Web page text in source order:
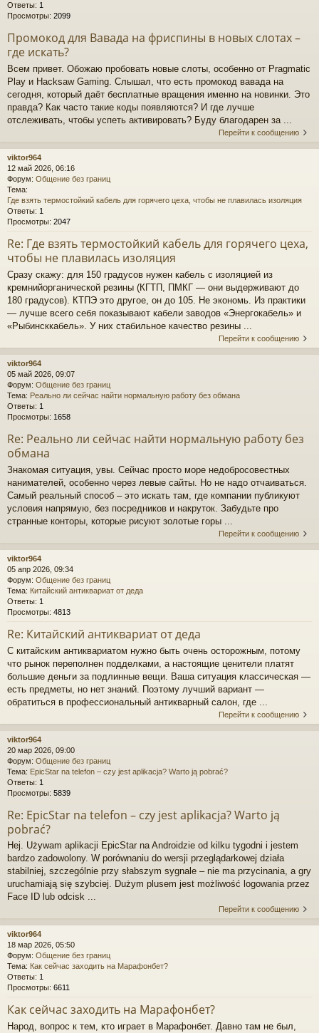
Ответы: 1
Просмотры: 2099
Промокод для Вавада на фриспины в новых слотах –
где искать?
Всем привет. Обожаю пробовать новые слоты, особенно от Pragmatic
Play и Hacksaw Gaming. Слышал, что есть промокод вавада на
сегодня, который даёт бесплатные вращения именно на новинки. Это
правда? Как часто такие коды появляются? И где лучше
отслеживать, чтобы успеть активировать? Буду благодарен за ...
Перейти к сообщению
viktor964
12 май 2026, 06:16
Форум: Общение без границ
Тема:
Где взять термостойкий кабель для горячего цеха, чтобы не плавилась изоляция
Ответы: 1
Просмотры: 2047
Re: Где взять термостойкий кабель для горячего цеха,
чтобы не плавилась изоляция
Сразу скажу: для 150 градусов нужен кабель с изоляцией из
кремнийорганической резины (КГТП, ПМКГ — они выдерживают до
180 градусов). КТПЭ это другое, он до 105. Не экономь. Из практики
— лучше всего себя показывают кабели заводов «Энергокабель» и
«Рыбинсккабель». У них стабильное качество резины ...
Перейти к сообщению
viktor964
05 май 2026, 09:07
Форум: Общение без границ
Тема: Реально ли сейчас найти нормальную работу без обмана
Ответы: 1
Просмотры: 1658
Re: Реально ли сейчас найти нормальную работу без
обмана
Знакомая ситуация, увы. Сейчас просто море недобросовестных
нанимателей, особенно через левые сайты. Но не надо отчаиваться.
Самый реальный способ – это искать там, где компании публикуют
условия напрямую, без посредников и накруток. Забудьте про
странные конторы, которые рисуют золотые горы ...
Перейти к сообщению
viktor964
05 апр 2026, 09:34
Форум: Общение без границ
Тема: Китайский антиквариат от деда
Ответы: 1
Просмотры: 4813
Re: Китайский антиквариат от деда
С китайским антиквариатом нужно быть очень осторожным, потому
что рынок переполнен подделками, а настоящие ценители платят
большие деньги за подлинные вещи. Ваша ситуация классическая —
есть предметы, но нет знаний. Поэтому лучший вариант —
обратиться в профессиональный антикварный салон, где ...
Перейти к сообщению
viktor964
20 мар 2026, 09:00
Форум: Общение без границ
Тема: EpicStar na telefon – czy jest aplikacja? Warto ją pobrać?
Ответы: 1
Просмотры: 5839
Re: EpicStar na telefon – czy jest aplikacja? Warto ją
pobrać?
Hej. Używam aplikacji EpicStar na Androidzie od kilku tygodni i jestem
bardzo zadowolony. W porównaniu do wersji przeglądarkowej działa
stabilniej, szczególnie przy słabszym sygnale – nie ma przycinania, a gry
uruchamiają się szybciej. Dużym plusem jest możliwość logowania przez
Face ID lub odcisk ...
Перейти к сообщению
viktor964
18 мар 2026, 05:50
Форум: Общение без границ
Тема: Как сейчас заходить на Марафонбет?
Ответы: 1
Просмотры: 6611
Как сейчас заходить на Марафонбет?
Народ, вопрос к тем, кто играет в Марафонбет. Давно там не был,